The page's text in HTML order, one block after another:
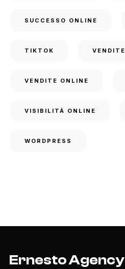
SUCCESSO ONLINE
TIKTOK VENDITE
VENDITE ONLINE
VISIBILITÀ ONLINE
WORDPRESS
Ernesto Agency